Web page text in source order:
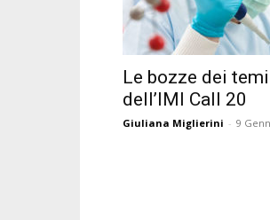
Le bozze dei
dell’IMI Call 20
Giuliana Miglierini - 9